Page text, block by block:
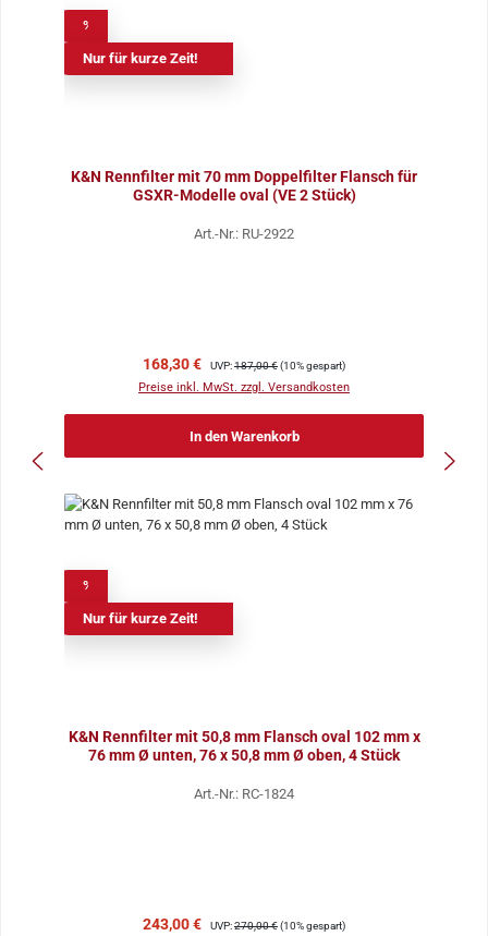
Nur für kurze Zeit!
K&N Rennfilter mit 70 mm Doppelfilter Flansch für
GSXR-Modelle oval (VE 2 Stück)
Art.-Nr.: RU-2922
Verkaufspreis:
168,30 € Regulärer Preis:
UVP:187,00 €(10% gespart)
Preise inkl. MwSt. zzgl. Versandkosten
In den Warenkorb
Nur für kurze Zeit!
K&N Rennfilter mit 50,8 mm Flansch oval 102 mm x
76 mm Ø unten, 76 x 50,8 mm Ø oben, 4 Stück
Art.-Nr.: RC-1824
Verkaufspreis:
243,00 € Regulärer Preis:
UVP:270,00 €(10% gespart)